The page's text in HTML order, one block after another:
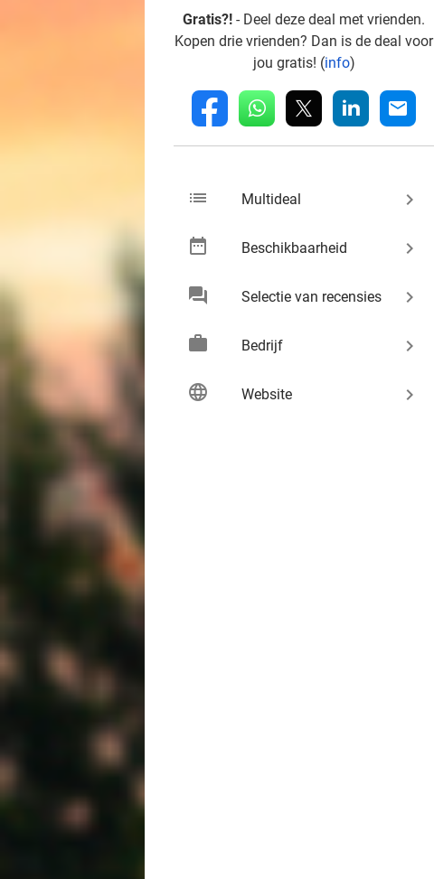
Gratis?! - Deel deze deal met vrienden.
Kopen drie vrienden? Dan is de deal voor
jou gratis! (info)
fb whatsapp linkedin mail
list Multideal keyboard_arrow_right
date_range Beschikbaarheid keyboard_arrow_right
chat Selectie van recensies keyboard_arrow_right
work Bedrijf keyboard_arrow_right
language Website keyboard_arrow_right